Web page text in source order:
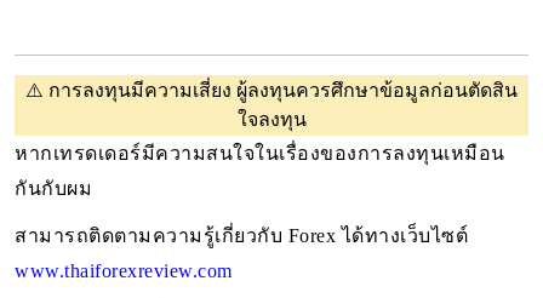
⚠️ การลงทุนมีความเสี่ยง ผู้ลงทุนควรศึกษาข้อมูลก่อนตัดสิน
ใจลงทุน
หากเทรดเดอร์มีความสนใจในเรื่องของการลงทุนเหมือน
กันกับผม
www.thaiforexreview.com